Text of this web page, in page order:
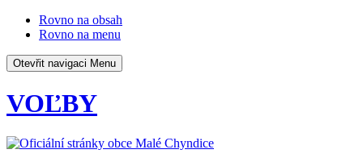
Rovno na obsah
Rovno na menu
Otevřit navigaci Menu
VOĽBY